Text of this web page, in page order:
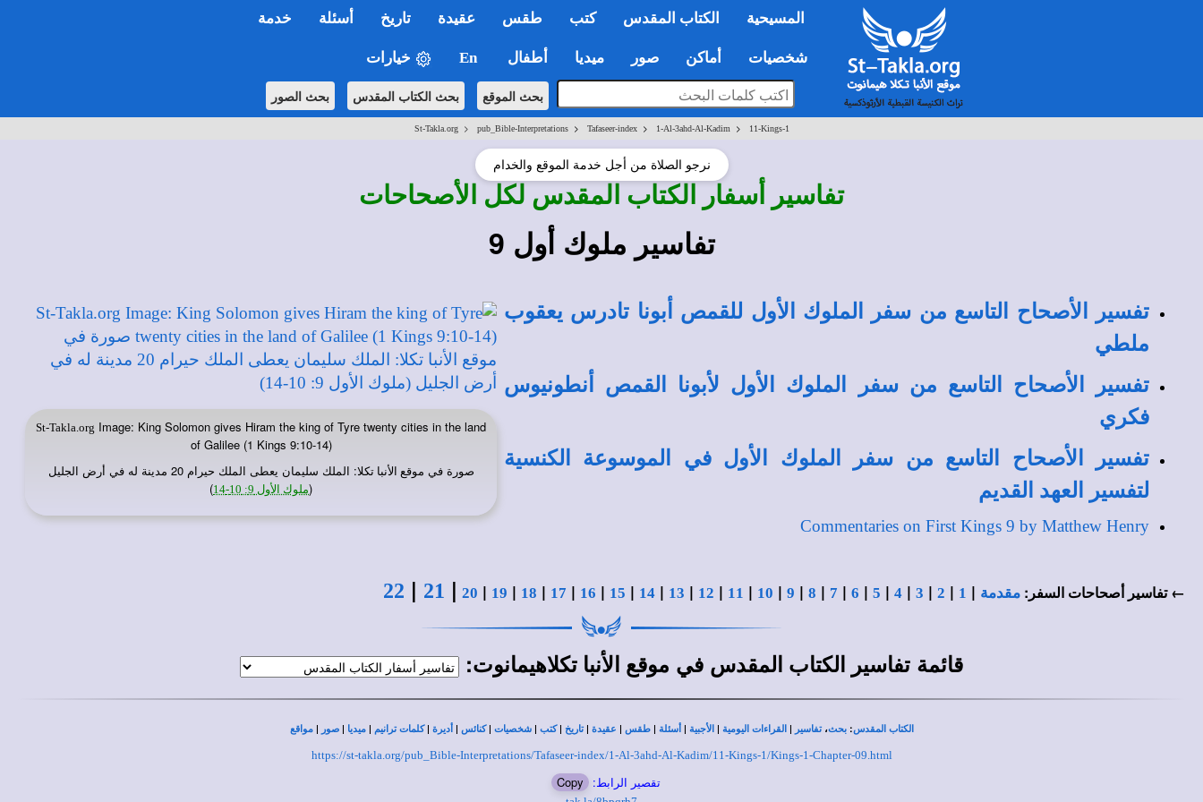
المسيحية الكتاب المقدس كتب طقس عقيدة تاريخ أسئلة خدمة
شخصيات أماكن صور ميديا أطفال En خيارات
بحث الموقع بحث الكتاب المقدس بحث الصور
St-Takla.org> pub_Bible-Interpretations> Tafaseer-index> 1-Al-3ahd-Al-Kadim> 11-Kings-1
نرجو الصلاة من أجل خدمة الموقع والخدام
تفاسير أسفار الكتاب المقدس لكل الأصحاحات
تفاسير ملوك أول 9
St-Takla.org Image: King Solomon gives Hiram the king of Tyre twenty cities in the land
of Galilee (1 Kings 9:10-14)
صورة في موقع الأنبا تكلا
: الملك سليمان يعطى الملك حيرام 20 مدينة له في أرض الجليل
(ملوك الأول 9: 10-14 )
تفسير الأصحاح التاسع من سفر الملوك الأول للقمص أبونا تادرس يعقوب
ملطي
تفسير الأصحاح التاسع من سفر الملوك الأول لأبونا القمص أنطونيوس
فكري
تفسير الأصحاح التاسع من سفر الملوك الأول في الموسوعة الكنسية
لتفسير العهد القديم
Commentaries on First Kings 9 by Matthew Henry
← تفاسير أصحاحات السفر: مقدمة |
1
|
2
|
3
|
4
|
5
|
6
|
7
|
8
|
9
|
10
|
11
|
12
|
13
|
14
|
15
|
16
|
17
|
18
|
19
|
20
|
21
|
22
قائمة تفاسير الكتاب المقدس في موقع الأنبا تكلاهيمانوت:
الكتاب المقدس:بحث،تفاسير | القراءات اليومية | الأجبية | أسئلة |طقس | عقيدة |تاريخ |كتب |شخصيات |كنائس | أديرة |كلمات ترانيم |ميديا |صور |مواقع
https://st-takla.org/pub_Bible-Interpretations/Tafaseer-index/1-Al-3ahd-Al-Kadim/11-Kings-1/Kings-1-Chapter-09.html
تقصير الرابط: Copy